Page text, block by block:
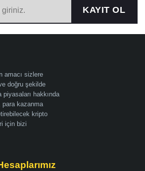
KAYIT OL
amacı sizlere
doğru şekilde
piyasaları hakkında
para kazanma
kripto
için bizi